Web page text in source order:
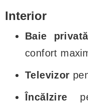
Interior
Baie privată
confort
Televizor
Încălzire